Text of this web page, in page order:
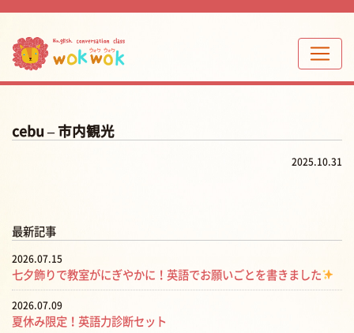
cebu – 市内観光
2025.10.31
最新記事
2026.07.15
七夕飾りで教室がにぎやかに！英語でお願いごとを書きました
2026.07.09
夏休み限定！英語力診断セット